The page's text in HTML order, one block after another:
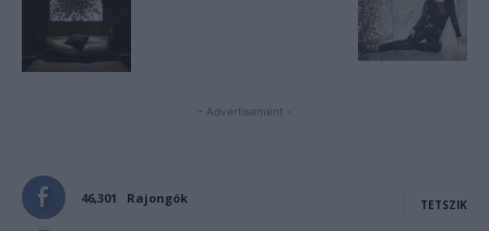
- Advertisement -
46,301 Rajongók TETSZIK